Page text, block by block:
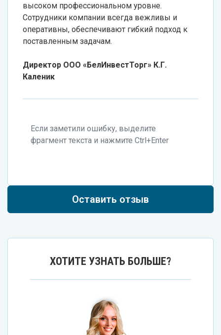
высоком профессиональном уровне.
Сотрудники компании всегда вежливы и
оперативны, обеспечивают гибкий подход к
поставленным задачам.
Директор ООО «БелИнвестТорг» К.Г.
Каленик
Если заметили ошибку, выделите
фрагмент текста и нажмите Ctrl+Enter
Оставить отзыв
ХОТИТЕ УЗНАТЬ БОЛЬШЕ?